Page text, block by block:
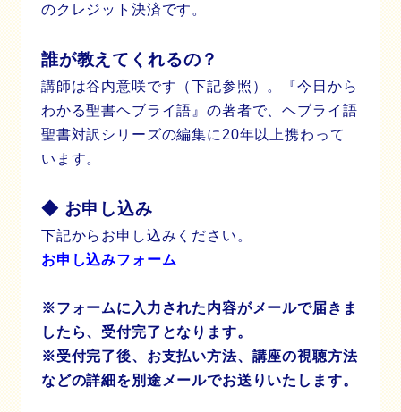
のクレジット決済です。
誰が教えてくれるの？
講師は谷内意咲です（下記参照）。『今日から
わかる聖書ヘブライ語』の著者で、ヘブライ語
聖書対訳シリーズの編集に20年以上携わって
います。
◆ お申し込み
下記からお申し込みください。
お申し込みフォーム
※フォームに入力された内容がメールで届きま
したら、受付完了となります。
※受付完了後、お支払い方法、講座の視聴方法
などの詳細を別途メールでお送りいたします。